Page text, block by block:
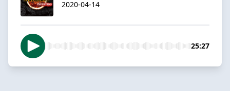
2020-04-14
25:27